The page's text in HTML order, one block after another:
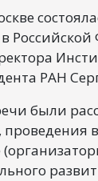
РАН
были